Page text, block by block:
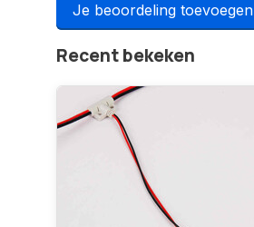
Je beoordeling toevoegen
Recent bekeken